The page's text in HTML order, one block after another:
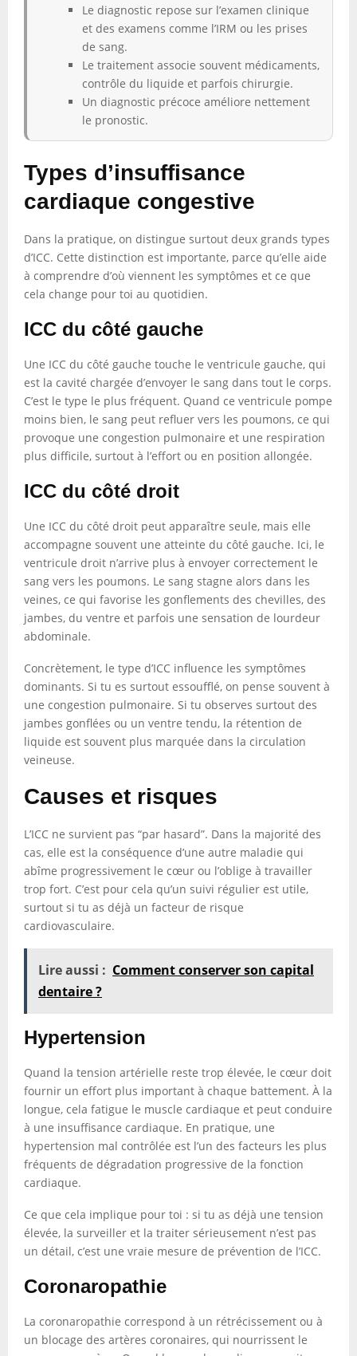
Le diagnostic repose sur l’examen clinique
et des examens comme l’IRM ou les prises
de sang.
Le traitement associe souvent médicaments,
contrôle du liquide et parfois chirurgie.
Un diagnostic précoce améliore nettement
le pronostic.
Types d’insuffisance
cardiaque congestive
Dans la pratique, on distingue surtout deux grands types
d’ICC. Cette distinction est importante, parce qu’elle aide
à comprendre d’où viennent les symptômes et ce que
cela change pour toi au quotidien.
ICC du côté gauche
Une ICC du côté gauche touche le ventricule gauche, qui
est la cavité chargée d’envoyer le sang dans tout le corps.
C’est le type le plus fréquent. Quand ce ventricule pompe
moins bien, le sang peut refluer vers les poumons, ce qui
provoque une congestion pulmonaire et une respiration
plus difficile, surtout à l’effort ou en position allongée.
ICC du côté droit
Une ICC du côté droit peut apparaître seule, mais elle
accompagne souvent une atteinte du côté gauche. Ici, le
ventricule droit n’arrive plus à envoyer correctement le
sang vers les poumons. Le sang stagne alors dans les
veines, ce qui favorise les gonflements des chevilles, des
jambes, du ventre et parfois une sensation de lourdeur
abdominale.
Concrètement, le type d’ICC influence les symptômes
dominants. Si tu es surtout essoufflé, on pense souvent à
une congestion pulmonaire. Si tu observes surtout des
jambes gonflées ou un ventre tendu, la rétention de
liquide est souvent plus marquée dans la circulation
veineuse.
Causes et risques
L’ICC ne survient pas “par hasard”. Dans la majorité des
cas, elle est la conséquence d’une autre maladie qui
abîme progressivement le cœur ou l’oblige à travailler
trop fort. C’est pour cela qu’un suivi régulier est utile,
surtout si tu as déjà un facteur de risque
cardiovasculaire.
Lire aussi : Comment conserver son capital
dentaire ?
Hypertension
Quand la tension artérielle reste trop élevée, le cœur doit
fournir un effort plus important à chaque battement. À la
longue, cela fatigue le muscle cardiaque et peut conduire
à une insuffisance cardiaque. En pratique, une
hypertension mal contrôlée est l’un des facteurs les plus
fréquents de dégradation progressive de la fonction
cardiaque.
Ce que cela implique pour toi : si tu as déjà une tension
élevée, la surveiller et la traiter sérieusement n’est pas
un détail, c’est une vraie mesure de prévention de l’ICC.
Coronaropathie
La coronaropathie correspond à un rétrécissement ou à
un blocage des artères coronaires, qui nourrissent le